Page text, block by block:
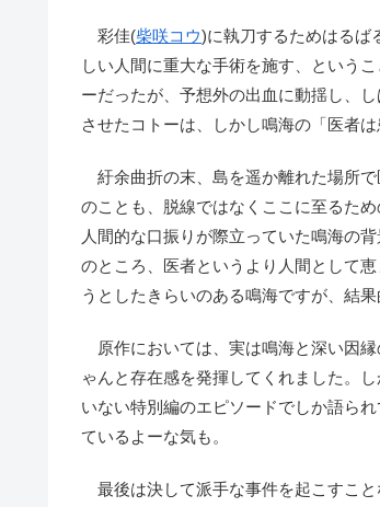
彩佳(柴咲コウ)に執刀するためはるば
しい人間に重大な手術を施す、という
ーだったが、予想外の出血に動揺し、
させたコトーは、しかし鳴海の「医者
紆余曲折の末、島を遥か離れた場所
のことも、脱線ではなくここに至るた
人間的な口振りが際立っていた鳴海の
のところ、医者というより人間として
うとしたきらいのある鳴海ですが、結
原作においては、実は鳴海と深い因縁
ゃんと存在感を発揮してくれました。
いない特別編のエピソードでしか語ら
ているよーな気も。
最後は決して派手な事件を起こすこ